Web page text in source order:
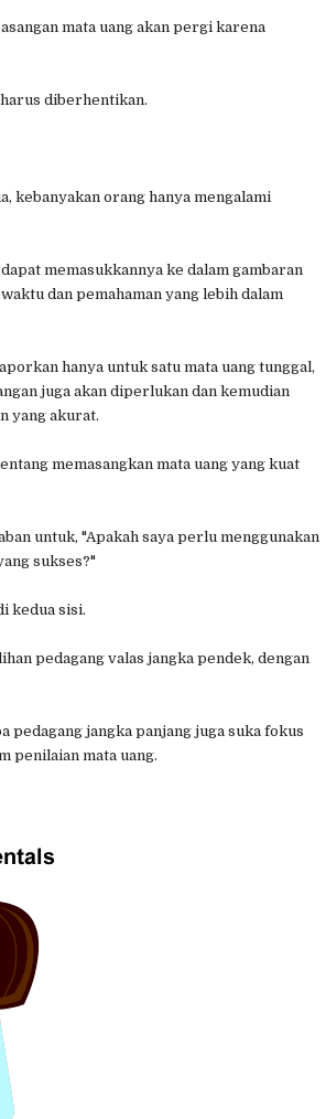
mata uang akan pergi karena
diberhentikan.
kebanyakan orang hanya mengalami
memasukkannya ke dalam gambaran
dan pemahaman yang lebih dalam
hanya untuk satu mata uang tunggal,
juga akan diperlukan dan kemudian
yang akurat.
memasangkan mata uang yang kuat
untuk, "Apakah saya perlu menggunakan
sukses?"
kedua sisi.
pedagang valas jangka pendek, dengan
pedagang jangka panjang juga suka fokus
penilaian mata uang.